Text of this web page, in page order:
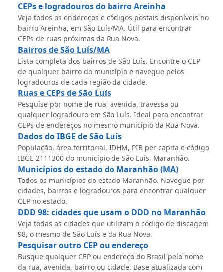
CEPs e logradouros do bairro Areinha
Veja todos os endereços e códigos postais disponíveis no
bairro Areinha, em São Luís/MA. Útil para encontrar
CEPs de ruas próximas da Rua Nova.
Bairros de São Luís/MA
Lista completa dos bairros de São Luís. Encontre o CEP
de qualquer bairro do município e navegue pelos
logradouros de cada região da cidade.
Ruas e CEPs de São Luís
Pesquise por nome de rua, avenida, travessa ou
qualquer logradouro em São Luís. Ideal para encontrar
CEPs de endereços no mesmo município da Rua Nova.
Dados do IBGE de São Luís
População, área territorial, IDHM, PIB per capita e código
IBGE 2111300 do município de São Luís, Maranhão.
Municípios do estado do Maranhão (MA)
Todos os municípios do estado Maranhão. Navegue por
cidades, bairros e logradouros para encontrar qualquer
CEP no estado.
DDD 98: cidades que usam o DDD no Maranhão
Veja todas as cidades que utilizam o código de discagem
98, o mesmo de São Luís e da Rua Nova.
Pesquisar outro CEP ou endereço
Busque qualquer CEP ou endereço do Brasil pelo nome
da rua, avenida, bairro ou cidade. Base atualizada com